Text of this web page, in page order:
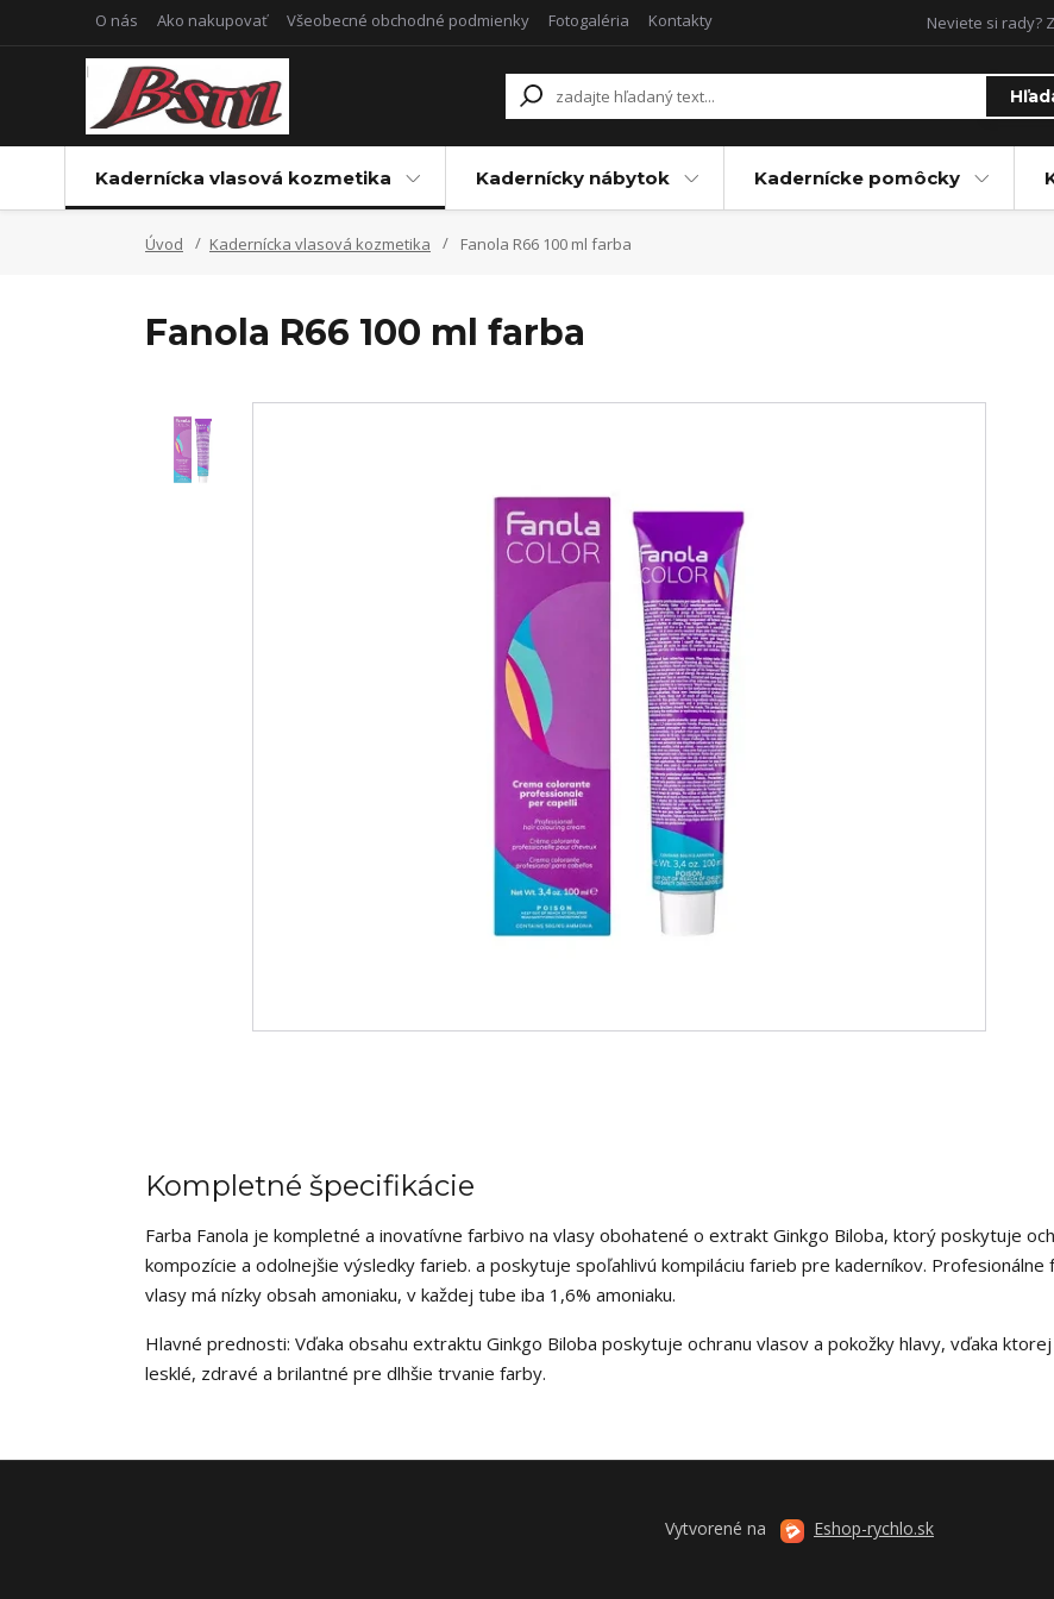
O nás Ako nakupovať Všeobecné obchodné podmienky Fotogaléria Kontakty Neviete si rady?
Kadernícka vlasová kozmetika Kadernícky nábytok Kadernícke pomôcky
Úvod Kadernícka vlasová kozmetika Fanola R66 100 ml farba
Fanola R66 100 ml farba
Kompletné špecifikácie
Farba Fanola je kompletné a inovatívne farbivo na vlasy obohatené o extrakt Ginkgo Biloba, ktorý poskytuje
kompozície a odolnejšie výsledky farieb. a poskytuje spoľahlivú kompiláciu farieb pre kaderníkov. Profesionálne
vlasy má nízky obsah amoniaku, v každej tube iba 1,6% amoniaku.
Hlavné prednosti: Vďaka obsahu extraktu Ginkgo Biloba poskytuje ochranu vlasov a pokožky hlavy, vďaka
lesklé, zdravé a brilantné pre dlhšie trvanie farby.
Vytvorené na Eshop-rychlo.sk